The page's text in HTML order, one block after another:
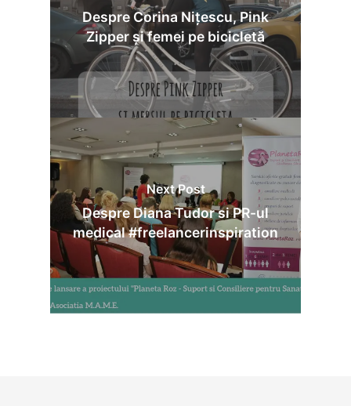
Despre Corina Nițescu, Pink
Zipper și femei pe bicicletă
Next Post
Despre Diana Tudor si PR-ul
medical #freelancerinspiration